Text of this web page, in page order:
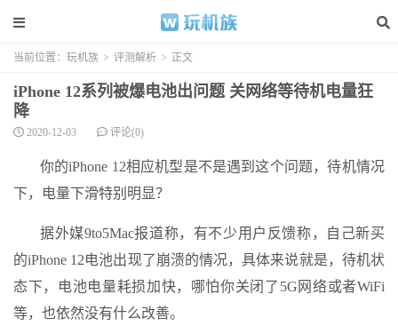
当前位置： 玩机族 > 评测解析 > 正文
iPhone 12系列被爆电池出问题 关网络等待机电量狂
降
2020-12-03 评论(0)
你的iPhone 12相应机型是不是遇到这个问题，待机情况
下，电量下滑特别明显？
据外媒9to5Mac报道称，有不少用户反馈称，自己新买
的iPhone 12电池出现了崩溃的情况，具体来说就是，待机状
态下，电池电量耗损加快，哪怕你关闭了5G网络或者WiFi
等，也依然没有什么改善。